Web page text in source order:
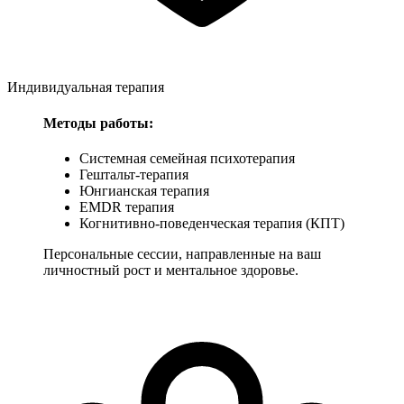
Индивидуальная терапия
Методы работы:
Системная семейная психотерапия
Гештальт-терапия
Юнгианская терапия
EMDR терапия
Когнитивно-поведенческая терапия (КПТ)
Персональные сессии, направленные на ваш
личностный рост и ментальное здоровье.